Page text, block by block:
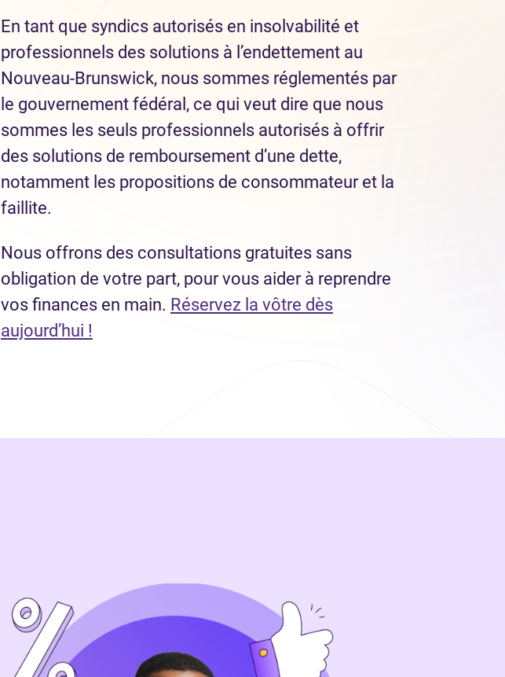
En tant que syndics autorisés en insolvabilité et
professionnels des solutions à l’endettement au
Nouveau-Brunswick, nous sommes réglementés par
le gouvernement fédéral, ce qui veut dire que nous
sommes les seuls professionnels autorisés à offrir
des solutions de remboursement d’une dette,
notamment les propositions de consommateur et la
faillite.
Nous offrons des consultations gratuites sans
obligation de votre part, pour vous aider à reprendre
vos finances en main. Réservez la vôtre dès
aujourd’hui !